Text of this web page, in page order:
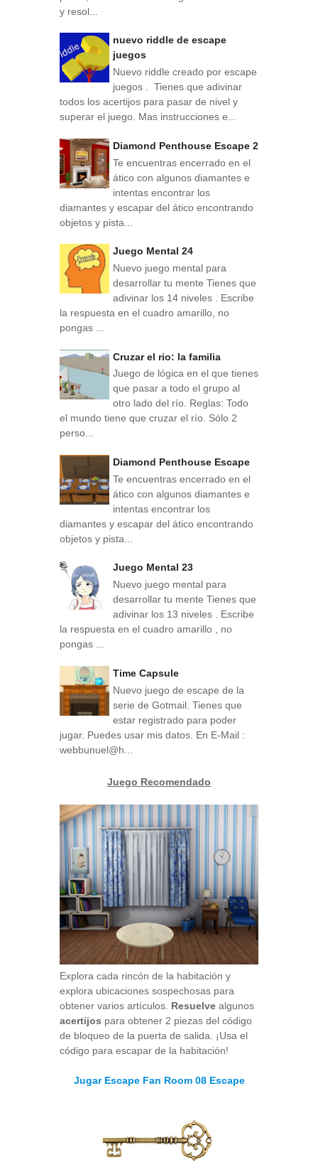
y resol...
nuevo riddle de escape
juegos
Nuevo riddle creado por escape
juegos . Tienes que adivinar
todos los acertijos para pasar de nivel y
superar el juego. Mas instrucciones e...
Diamond Penthouse Escape 2
Te encuentras encerrado en el
ático con algunos diamantes e
intentas encontrar los
diamantes y escapar del ático encontrando
objetos y pista...
Juego Mental 24
Nuevo juego mental para
desarrollar tu mente Tienes que
adivinar los 14 niveles . Escribe
la respuesta en el cuadro amarillo, no
pongas ...
Cruzar el rio: la familia
Juego de lógica en el que tienes
que pasar a todo el grupo al
otro lado del río. Reglas: Todo
el mundo tiene que cruzar el río. Sólo 2
perso...
Diamond Penthouse Escape
Te encuentras encerrado en el
ático con algunos diamantes e
intentas encontrar los
diamantes y escapar del ático encontrando
objetos y pista...
Juego Mental 23
Nuevo juego mental para
desarrollar tu mente Tienes que
adivinar los 13 niveles . Escribe
la respuesta en el cuadro amarillo , no
pongas ...
Time Capsule
Nuevo juego de escape de la
serie de Gotmail. Tienes que
estar registrado para poder
jugar. Puedes usar mis datos. En E-Mail :
webbunuel@h...
Juego Recomendado
Explora cada rincón de la habitación y
explora ubicaciones sospechosas para
obtener varios artículos. Resuelve algunos
acertijos para obtener 2 piezas del código
de bloqueo de la puerta de salida. ¡Usa el
código para escapar de la habitación!
Jugar Escape Fan Room 08 Escape